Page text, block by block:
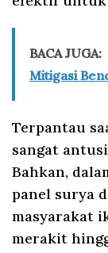
BACA JUGA:
Mitigasi
Terpantau
sangat
Bahkan,
panel surya
masyarakat
merakit